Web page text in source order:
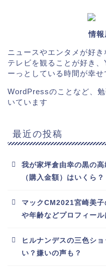
情
ニュースやエンタメが好き
テレビを観ることが好き
ーっとしている時間が幸せ
WordPressのことなど、
いています
最近の投稿
我が家坪倉由幸の黒の
（購入金額）はいくら？
マックCM2021宮崎美
や年齢などプロフィール
ヒルナンデスの三色シ
い？嫌いの声も？